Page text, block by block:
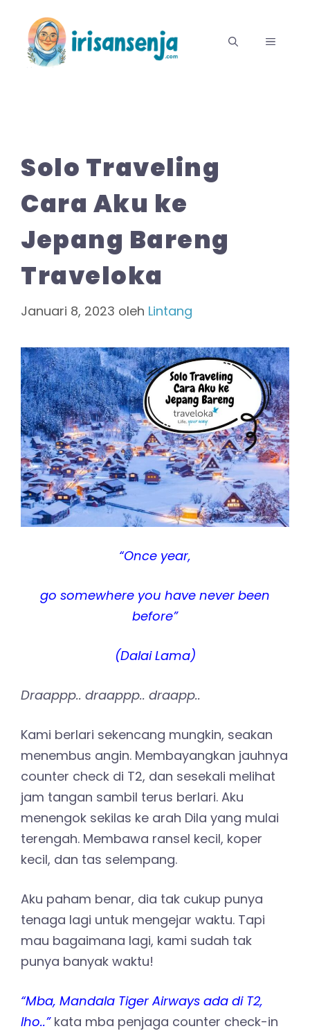
MENU
Solo Traveling
Cara Aku ke
Jepang Bareng
Traveloka
Januari 8, 2023 oleh Lintang
“Once year,
go somewhere you have never been
before”
(Dalai Lama)
Draappp.. draappp.. draapp..
Kami berlari sekencang mungkin, seakan
menembus angin. Membayangkan jauhnya
counter check di T2, dan sesekali melihat
jam tangan sambil terus berlari. Aku
menengok sekilas ke arah Dila yang mulai
terengah. Membawa ransel kecil, koper
kecil, dan tas selempang.
Aku paham benar, dia tak cukup punya
tenaga lagi untuk mengejar waktu. Tapi
mau bagaimana lagi, kami sudah tak
punya banyak waktu!
“Mba, Mandala Tiger Airways ada di T2,
lho..”kata mba penjaga counter check-in